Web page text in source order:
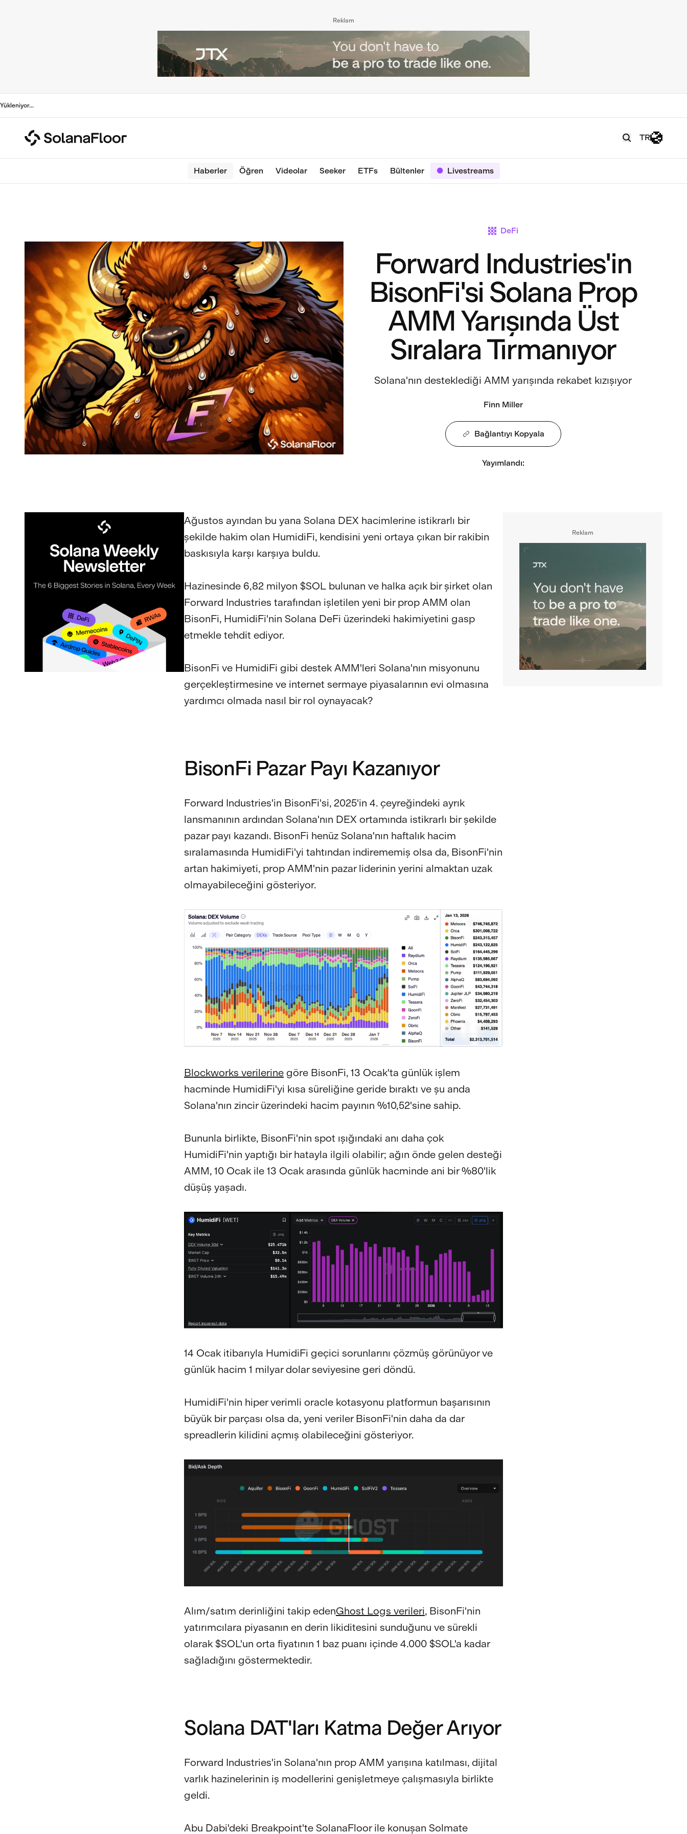
Reklam
Yükleniyor...
TR
Haberler Öğren Videolar Seeker ETFs Bültenler Livestreams
DeFi
Forward Industries'in
BisonFi'si Solana Prop
AMM Yarışında Üst
Sıralara Tırmanıyor
Solana'nın desteklediği AMM yarışında rekabet kızışıyor
Finn Miller
Bağlantıyı Kopyala
Yayımlandı:
Ağustos ayından bu yana Solana DEX hacimlerine istikrarlı bir
şekilde hakim olan HumidiFi, kendisini yeni ortaya çıkan bir rakibin
baskısıyla karşı karşıya buldu.
Hazinesinde 6,82 milyon $SOL bulunan ve halka açık bir şirket olan
Forward Industries tarafından işletilen yeni bir prop AMM olan
BisonFi, HumidiFi'nin Solana DeFi üzerindeki hakimiyetini gasp
etmekle tehdit ediyor.
BisonFi ve HumidiFi gibi destek AMM'leri Solana'nın misyonunu
gerçekleştirmesine ve internet sermaye piyasalarının evi olmasına
yardımcı olmada nasıl bir rol oynayacak?
BisonFi Pazar Payı Kazanıyor
Forward Industries'in BisonFi'si, 2025'in 4. çeyreğindeki ayrık
lansmanının ardından Solana'nın DEX ortamında istikrarlı bir şekilde
pazar payı kazandı. BisonFi henüz Solana'nın haftalık hacim
sıralamasında HumidiFi'yi tahtından indirememiş olsa da, BisonFi'nin
artan hakimiyeti, prop AMM'nin pazar liderinin yerini almaktan uzak
olmayabileceğini gösteriyor.
Blockworks verilerine göre BisonFi, 13 Ocak'ta günlük işlem
hacminde HumidiFi'yi kısa süreliğine geride bıraktı ve şu anda
Solana'nın zincir üzerindeki hacim payının %10,52'sine sahip.
Bununla birlikte, BisonFi'nin spot ışığındaki anı daha çok
HumidiFi'nin yaptığı bir hatayla ilgili olabilir; ağın önde gelen desteği
AMM, 10 Ocak ile 13 Ocak arasında günlük hacminde ani bir %80'lik
düşüş yaşadı.
14 Ocak itibarıyla HumidiFi geçici sorunlarını çözmüş görünüyor ve
günlük hacim 1 milyar dolar seviyesine geri döndü.
HumidiFi'nin hiper verimli oracle kotasyonu platformun başarısının
büyük bir parçası olsa da, yeni veriler BisonFi'nin daha da dar
spreadlerin kilidini açmış olabileceğini gösteriyor.
Alım/satım derinliğini takip edenGhost Logs verileri, BisonFi'nin
yatırımcılara piyasanın en derin likiditesini sunduğunu ve sürekli
olarak $SOL'un orta fiyatının 1 baz puanı içinde 4.000 $SOL'a kadar
sağladığını göstermektedir.
Solana DAT'ları Katma Değer Arıyor
Forward Industries'in Solana'nın prop AMM yarışına katılması, dijital
varlık hazinelerinin iş modellerini genişletmeye çalışmasıyla birlikte
geldi.
Abu Dabi'deki Breakpoint'te SolanaFloor ile konuşan Solmate
Reklam